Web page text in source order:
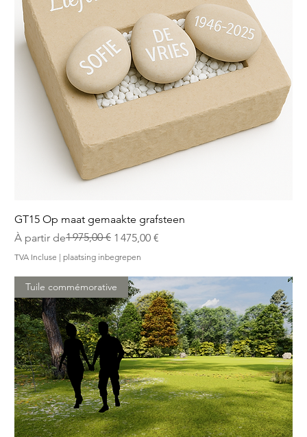
GT15 Op maat gemaakte grafsteen
À partir de
Prix original1 975,00 € 1 475,00 €
Prix promotionnel
TVA Incluse | plaatsing inbegrepen
Tuile commémorative